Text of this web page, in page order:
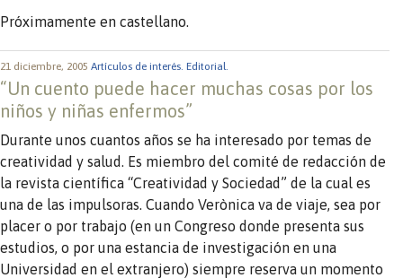
Próximamente en castellano.
21 diciembre, 2005 Artículos de interés. Editorial.
“Un cuento puede hacer muchas cosas por los
niños y niñas enfermos”
Durante unos cuantos años se ha interesado por temas de
creatividad y salud. Es miembro del comité de redacción de
la revista científica “Creatividad y Sociedad” de la cual es
una de las impulsoras. Cuando Verònica va de viaje, sea por
placer o por trabajo (en un Congreso donde presenta sus
estudios, o por una estancia de investigación en una
Universidad en el extranjero) siempre reserva un momento